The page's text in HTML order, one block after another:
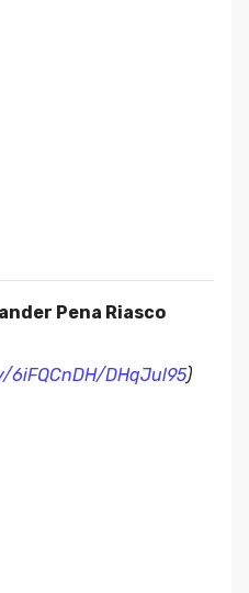
Pena Riasco
DHqJul95)